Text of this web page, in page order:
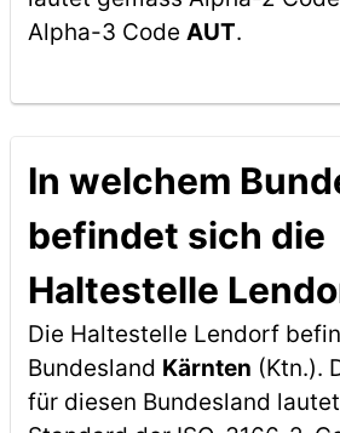
Alpha-3 Code AUT.
In welchem
befindet sich die
Haltestelle
Die Haltestelle Lendorf
Bundesland Kärnten (Ktn.).
für diesen Bundesland